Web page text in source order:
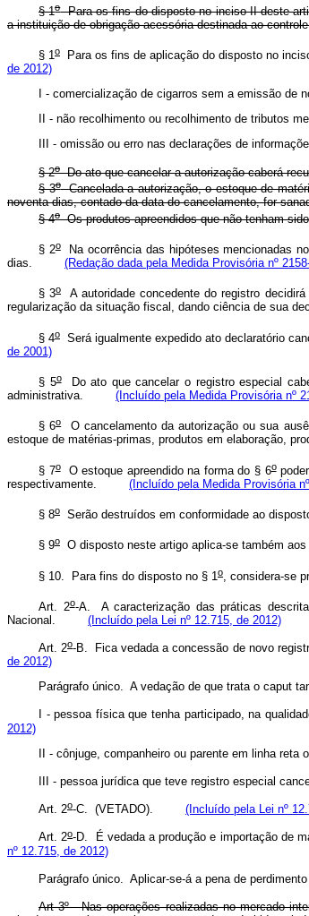
§ 1oPara os fins do disposto no inciso II deste
a instituição de obrigação acessória destinada ao
§ 1o Para os fins de aplicação do disposto no
de 2012)
I - comercialização de cigarros sem a emissão
II - não recolhimento ou recolhimento de
III - omissão ou erro nas declarações de
§ 2oDo ato que cancelar a autorização caberá
§ 3oCancelada a autorização, o estoque de
noventa dias, contado da data do cancelamento, for
§ 4oOs produtos apreendidos que não tenham
§ 2oNa ocorrência das hipóteses mencionadas
dias. (Redação dada pela Medida Provisória nº
§ 3o
A autoridade concedente do registro
regularização da situação fiscal, dando ciência de
§ 4o Será igualmente expedido ato declaratório
de 2001)
§ 5oDo ato que cancelar o registro especial
administrativa. (Incluído pela Medida Provisória nº
§ 6oO cancelamento da autorização ou sua
estoque de matérias-primas, produtos em elaboração,
§ 7oO estoque apreendido na forma do § 6o
respectivamente. (Incluído pela Medida Provisória
§ 8o Serão destruídos em conformidade ao
§ 9o O disposto neste artigo aplica-se também
§ 10. Para fins do disposto no § 1o , considera-se
Art. 2o-A. A caracterização das práticas
Nacional. (Incluído pela Lei nº 12.715, de 2012)
Art. 2o-B. Fica vedada a concessão de novo
de 2012)
Parágrafo único. A vedação de que trata o caput
I - pessoa física que tenha participado, na
2012)
II - cônjuge, companheiro ou parente em linha
III - pessoa jurídica que teve registro especial
Art. 2o-C. (VETADO). (Incluído pela Lei nº
Art. 2o-D. É vedada a produção e importação de
nº 12.715, de 2012)
Parágrafo único. Aplicar-se-á a pena de
Art 3º - Nas operações realizadas no mercado